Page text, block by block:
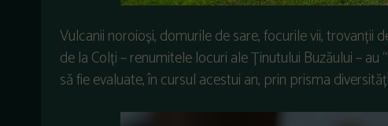
Vulcanii noroioși, domurile de sare, focurile vii,
de la Colți – renumitele locuri ale Ținutului Buzăului –
să fie evaluate, în cursul acestui an, prin prisma